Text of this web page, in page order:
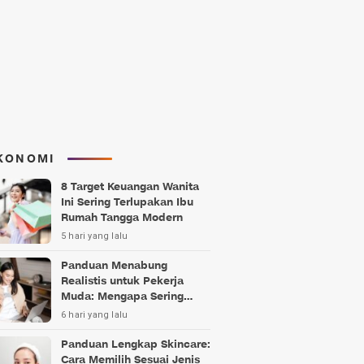
8 Target Keuangan Wanita
Ini Sering Terlupakan Ibu
Rumah Tangga Modern
5 hari yang lalu
Panduan Menabung
Realistis untuk Pekerja
Muda: Mengapa Sering
Gagal?
6 hari yang lalu
Panduan Lengkap Skincare:
Cara Memilih Sesuai Jenis